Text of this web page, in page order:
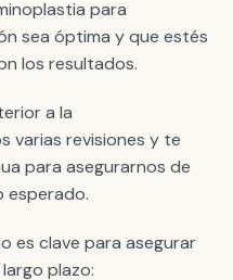
para
sea óptima y que estés
los resultados.
a la
varias revisiones y te
para asegurarnos de
esperado.
es clave para asegurar
plazo: